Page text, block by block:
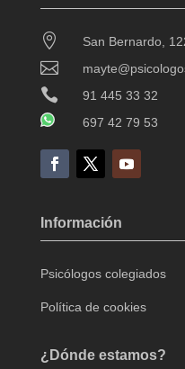
 San Bernardo,


91 445 33 32
697 42 79 53
Información
Psicólogos colegiados
Política de cookies
¿Dónde estamos?